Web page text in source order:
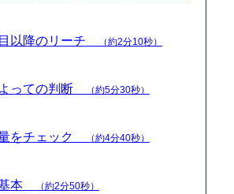
以降のリーチ （約2分10秒）
っての判断 （約5分30秒）
をチェック （約4分40秒）
基本 （約2分50秒）